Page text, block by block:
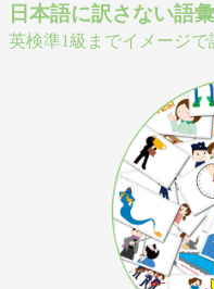
日本語に訳さない語
英検準1級までイメージ